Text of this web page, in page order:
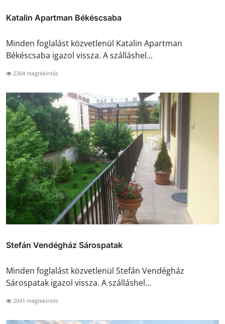
Katalin Apartman Békéscsaba
Minden foglalást közvetlenül Katalin Apartman
Békéscsaba igazol vissza. A szálláshel...
2364 megtekintés
Stefán Vendégház Sárospatak
Minden foglalást közvetlenül Stefán Vendégház
Sárospatak igazol vissza. A szálláshel...
2041 megtekintés